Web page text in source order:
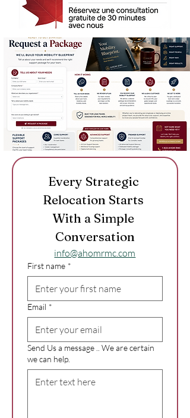
Every Strategic
Relocation Starts
With a Simple
Conversation
info@ahomrmc.com
First name *
Email *
Send Us a message .. We are certain
we can help.